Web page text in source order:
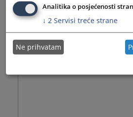
Analitika o posjećenosti
↓ 2 Servisi treće strane
Ne prihvatam